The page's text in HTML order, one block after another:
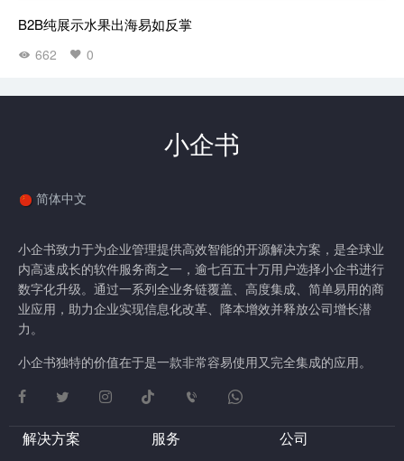
B2B纯展示水果出海易如反掌
662 0
小企书
解决方案 服务 公司
简体中文
小企书致力于为企业管理提供高效智能的开源解决方案，是全球业
内高速成长的软件服务商之一，逾七百五十万用户选择小企书进行
数字化升级。通过一系列全业务链覆盖、高度集成、简单易用的商
业应用，助力企业实现信息化改革、降本增效并释放公司增长潜
力。
小企书独特的价值在于是一款非常容易使用又完全集成的应用。